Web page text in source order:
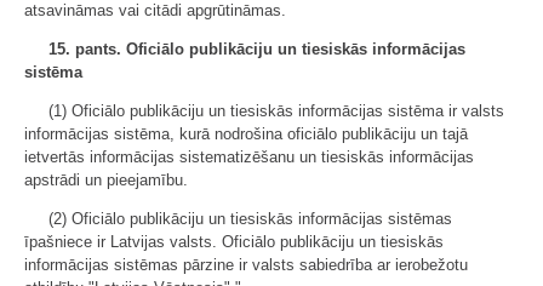
atsavināmas vai citādi apgrūtināmas.
15. pants. Oficiālo publikāciju un tiesiskās informācijas
sistēma
(1) Oficiālo publikāciju un tiesiskās informācijas sistēma ir valsts
informācijas sistēma, kurā nodrošina oficiālo publikāciju un tajā
ietvertās informācijas sistematizēšanu un tiesiskās informācijas
apstrādi un pieejamību.
(2) Oficiālo publikāciju un tiesiskās informācijas sistēmas
īpašniece ir Latvijas valsts. Oficiālo publikāciju un tiesiskās
informācijas sistēmas pārzine ir valsts sabiedrība ar ierobežotu